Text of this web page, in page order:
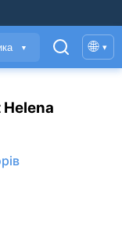
▼ 🌐 ▾
Helena